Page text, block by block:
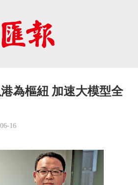
為樞紐 加速大模型全
16